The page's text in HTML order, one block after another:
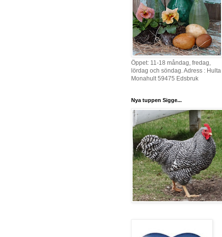
Öppet: 11-18 måndag, fredag,
lördag och söndag. Adress : Hulta
Monahult 59475 Edsbruk
Nya tuppen Sigge...